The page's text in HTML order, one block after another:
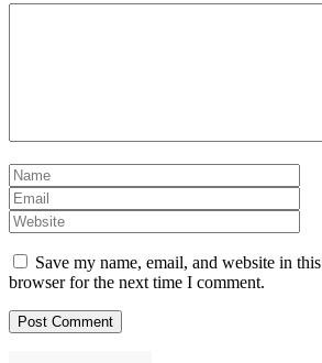
Name
Save my name, email, and website in this
browser for the next time I comment.